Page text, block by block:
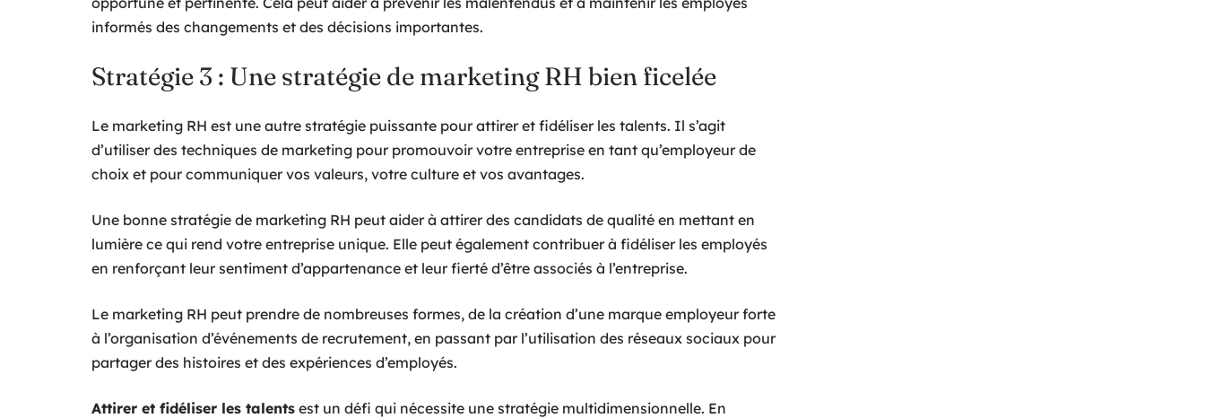
informés des changements et des décisions importantes.
Stratégie 3 : Une stratégie de marketing RH bien ficelée
Le marketing RH est une autre stratégie puissante pour attirer et fidéliser les talents. Il s’agit
d’utiliser des techniques de marketing pour promouvoir votre entreprise en tant qu’employeur de
choix et pour communiquer vos valeurs, votre culture et vos avantages.
Une bonne stratégie de marketing RH peut aider à attirer des candidats de qualité en mettant en
lumière ce qui rend votre entreprise unique. Elle peut également contribuer à fidéliser les employés
en renforçant leur sentiment d’appartenance et leur fierté d’être associés à l’entreprise.
Le marketing RH peut prendre de nombreuses formes, de la création d’une marque employeur forte
à l’organisation d’événements de recrutement, en passant par l’utilisation des réseaux sociaux pour
partager des histoires et des expériences d’employés.
Attirer et fidéliser les talents est un défi qui nécessite une stratégie multidimensionnelle. En